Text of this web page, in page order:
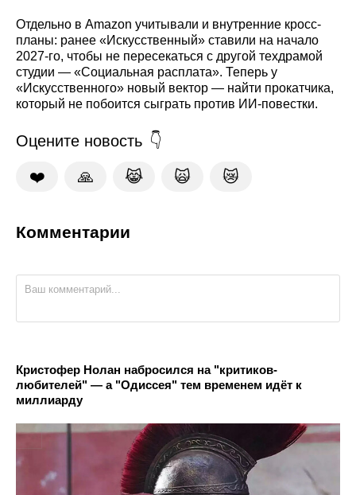
Отдельно в Amazon учитывали и внутренние кросс-
планы: ранее «Искусственный» ставили на начало
2027‑го, чтобы не пересекаться с другой техдрамой
студии — «Социальная расплата». Теперь у
«Искусственного» новый вектор — найти прокатчика,
который не побоится сыграть против ИИ-повестки.
Оцените новость
❤️ 🙏 😹 🙀 😿
Комментарии
Кристофер Нолан набросился на "критиков-
любителей" — а "Одиссея" тем временем идёт к
миллиарду